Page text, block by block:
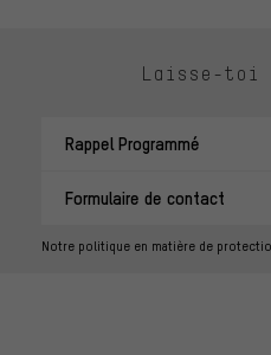
Laisse-toi
Rappel Programmé
Formulaire de contact
Notre politique en matière de